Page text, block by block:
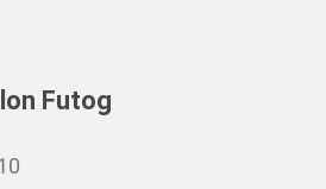
Futog